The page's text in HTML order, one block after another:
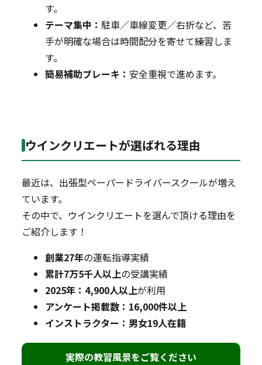
す。
テーマ集中：駐車／車線変更／右折など、苦
手が明確な場合は時間配分を寄せて練習しま
す。
簡易補助ブレーキ： 安全重視で進めます。
ウインクリエートが選ばれる理由
最近は、出張型ペーパードライバースクールが増え
ています。
その中で、ウインクリエートを選んで頂ける理由を
ご紹介します！
創業27年の運転指導実績
累計7万5千人以上の受講実績
2025年：4,900人以上が利用
アンケート掲載数：16,000件以上
インストラクター：男女19人在籍
実際の教習風景をご覧ください